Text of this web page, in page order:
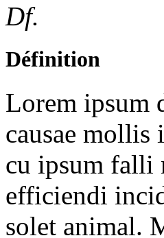
Df.
Définition
Lorem ipsum
causae mollis
cu ipsum falli
efficiendi
solet animal.